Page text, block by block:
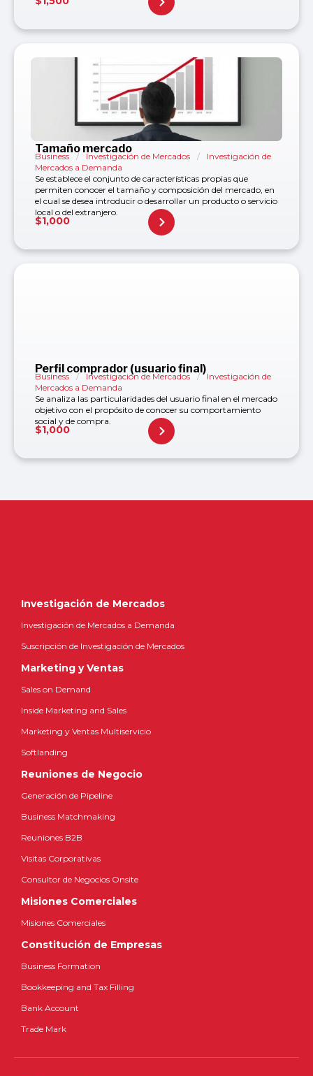
Tamaño mercado
Business / Investigación de Mercados /
Investigación de
Mercados a Demanda
Se establece el conjunto de características propias que
permiten conocer el tamaño y composición del mercado, en
el cual se desea introducir o desarrollar un producto o servicio
local o del extranjero.
$1,000
Perfil comprador (usuario final)
Business / Investigación de Mercados /
Investigación de
Mercados a Demanda
Se analiza las particularidades del usuario final en el mercado
objetivo con el propósito de conocer su comportamiento
social y de compra.
$1,000
Investigación de Mercados
Investigación de Mercados a Demanda
Suscripción de Investigación de Mercados
Marketing y Ventas
Sales on Demand
Inside Marketing and Sales
Marketing y Ventas Multiservicio
Softlanding
Reuniones de Negocio
Generación de Pipeline
Business Matchmaking
Reuniones B2B
Visitas Corporativas
Consultor de Negocios Onsite
Misiones Comerciales
Misiones Comerciales
Constitución de Empresas
Business Formation
Bookkeeping and Tax Filling
Bank Account
Trade Mark